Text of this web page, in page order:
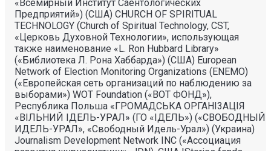
«Всемирный Институт Саентологических
Предприятий») (США) CHURCH OF SPIRITUAL
TECHNOLOGY (Church of Spiritual Technology, CST,
«Церковь Духовной Технологии», использующая
также наименование «L. Ron Hubbard Library»
(«Библиотека Л. Рона Хаббарда») (США) European
Network of Election Monitoring Organizations (ENEMO)
(«Европейская сеть организаций по наблюдению за
выборами») WOT Foundation («ВОТ ФОНД»),
Республика Польша «ГРОМАДСЬКА ОРГАНI3АЦIЯ
«ВIЛЬНИЙ IДЕЛЬ-УРАЛ» (ГО «IДЕЛЬ») («СВОБОДНЫЙ
ИДЕЛЬ-УРАЛ», «Свободный Идель-Урал») (Украина)
Journalism Development Network INC («Ассоциация